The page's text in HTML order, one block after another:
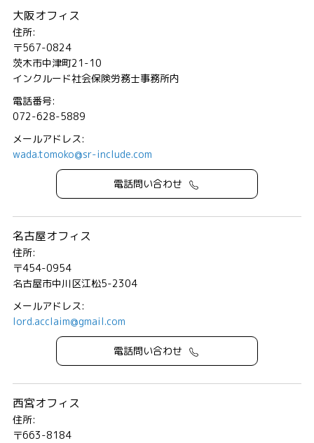
大阪オフィス
住所:
〒567-0824
茨木市中津町21-10
インクルード社会保険労務士事務所内
電話番号:
072-628-5889
メールアドレス:
wada.tomoko@sr-include.com
電話問い合わせ
名古屋オフィス
住所:
〒454-0954
名古屋市中川区江松5-2304
メールアドレス:
lord.acclaim@gmail.com
電話問い合わせ
西宮オフィス
住所:
〒663-8184